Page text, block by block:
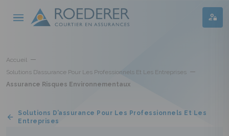
Accueil
Solutions D’assurance Pour Les Professionnels Et Les Entreprises
Assurance Risques Environnementaux
Solutions D’assurance Pour Les Professionnels Et Les
Entreprises
Panneau de gestion des cookies